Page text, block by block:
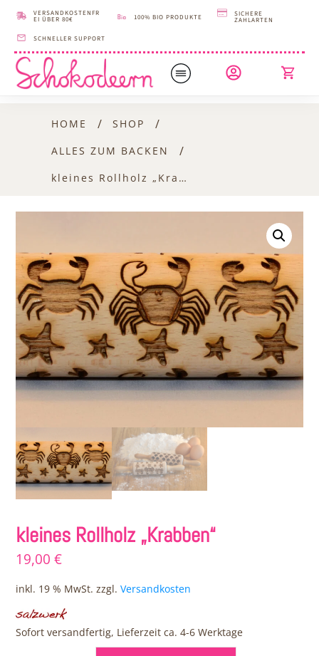
VERSANDKOSTENFR
EI ÜBER 80€ 100% BIO PRODUKTE SICHERE
ZAHLARTEN
SCHNELLER SUPPORT
HOME / SHOP /
ALLES ZUM BACKEN /
kleines Rollholz „Krabben“
kleines Rollholz „Krabben“
19,00 €
inkl. 19 % MwSt. zzgl. Versandkosten
Sofort versandfertig, Lieferzeit ca. 4-6 Werktage